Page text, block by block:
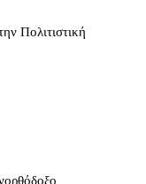
Πολιτιστική